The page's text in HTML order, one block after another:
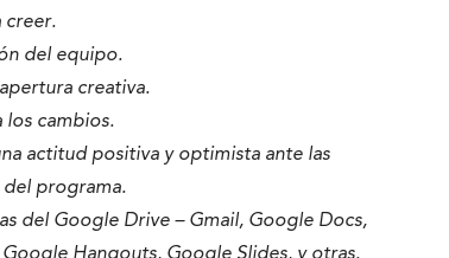
creer.
del equipo.
creativa.
los cambios.
actitud positiva y optimista ante las
del programa.
del Google Drive – Gmail, Google Docs,